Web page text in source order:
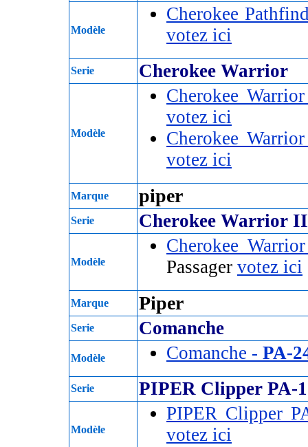
Modèle
Cherokee
votez ici
Serie Cherokee Warrior
Modèle
Cherokee
votez ici
Cherokee
votez ici
Marque piper
Serie Cherokee Warrior
Modèle
Cherokee
Passager votez ici
Marque Piper
Serie Comanche
Modèle Comanche - PA-
Serie PIPER Clipper PA-
Modèle
PIPER Clipper
votez ici